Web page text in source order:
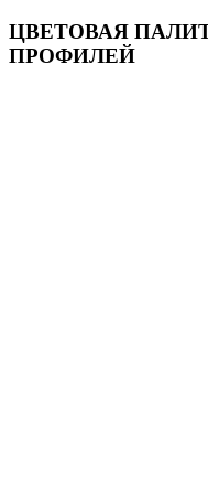
ЦВЕТОВАЯ
ПРОФИЛЕЙ